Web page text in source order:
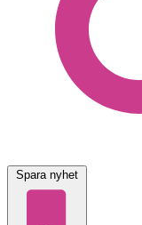
Spara nyhet